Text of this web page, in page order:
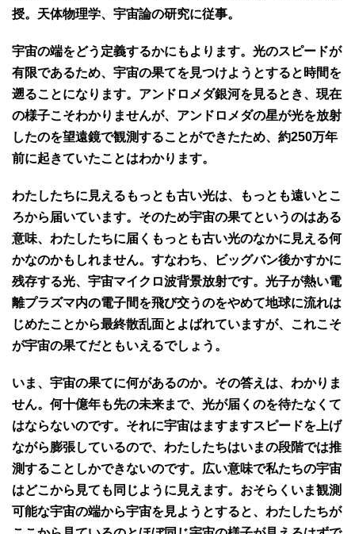
授。天体物理学、宇宙論の研究に従事。
宇宙の端をどう定義するかにもよります。光のスピードが
有限であるため、宇宙の果てを見つけようとすると時間を
遡ることになります。アンドロメダ銀河を見るとき、現在
の様子こそわかりませんが、アンドロメダの星が光を放射
したのを望遠鏡で観測することができたため、約250万年
前に起きていたことはわかります。
わたしたちに見えるもっとも古い光は、もっとも遠いとこ
ろから届いています。そのため宇宙の果てというのはある
意味、わたしたちに届くもっとも古い光のなかに見える何
かなのかもしれません。すなわち、ビッグバン後かすかに
残存する光、宇宙マイクロ波背景放射です。光子が熱い電
離プラズマ内の電子間を飛び交うのをやめて地球に流れは
じめたことから最終散乱面とよばれていますが、これこそ
が宇宙の果てだともいえるでしょう。
いま、宇宙の果てに何があるのか。その答えは、わかりま
せん。何十億年も先の未来まで、光が届くのを待たなくて
はならないのです。それに宇宙はますますスピードを上げ
ながら膨張しているので、わたしたちはいまの段階では推
測することしかできないのです。広い意味で私たちの宇宙
はどこから見ても同じように見えます。おそらくいま観測
可能な宇宙の端から宇宙を見ようとすると、わたしたちが